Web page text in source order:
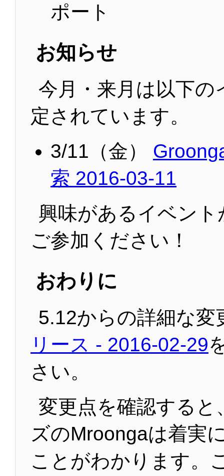
ポート
お知らせ
今月・来月は以下の
定されています。
3/11（金）
索 2016-03-11
興味があるイベン
ご参加ください！
おわりに
5.12からの詳細な変
リース - 2016-02-29
さい。
変更点を確認すると
ズのMroongaは着実
ことがわかります。